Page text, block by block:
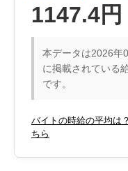
1147.4円
本データは2026年
に掲載されている
です。
バイトの時給の平均は
ちら